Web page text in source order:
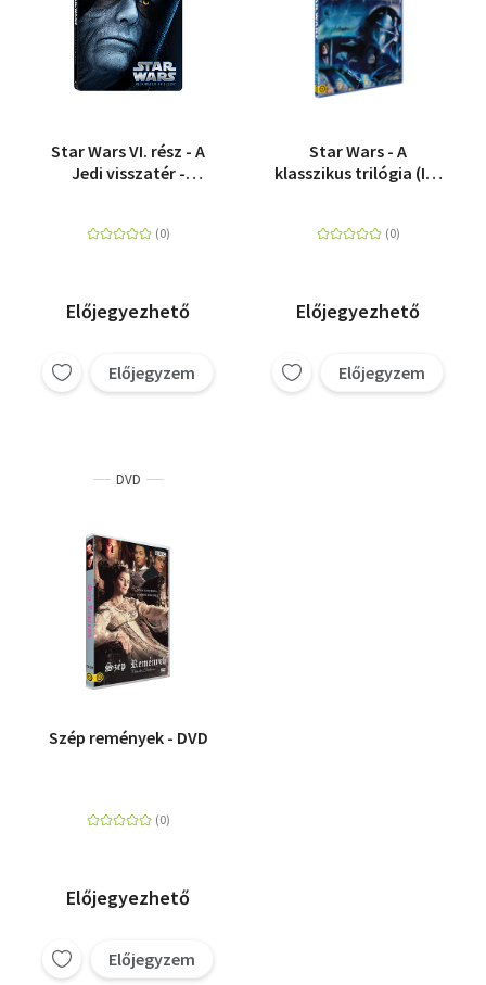
Star Wars VI. rész - A
Jedi visszatér -
Előjegyezhető
Előjegyzem
Star Wars - A
klasszikus trilógia (IV-
Előjegyezhető
Előjegyzem
DVD
Szép remények - DVD
Előjegyezhető
Előjegyzem